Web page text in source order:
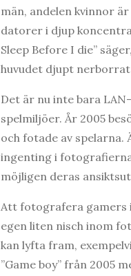
män, andelen kvinnor
datorer i djup
Sleep Before I die”
huvudet djupt nerborrat
Det är nu inte bara
spelmiljöer. År 2005
och fotade av spelarna.
ingenting i
möjligen deras
Att fotografera gamers
egen liten nisch inom
kan lyfta fram,
”Game boy” från 2005